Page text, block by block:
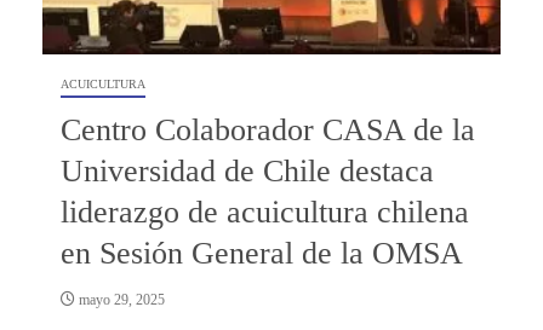
ACUICULTURA
Centro Colaborador CASA de la
Universidad de Chile destaca
liderazgo de acuicultura chilena
en Sesión General de la OMSA
mayo 29, 2025